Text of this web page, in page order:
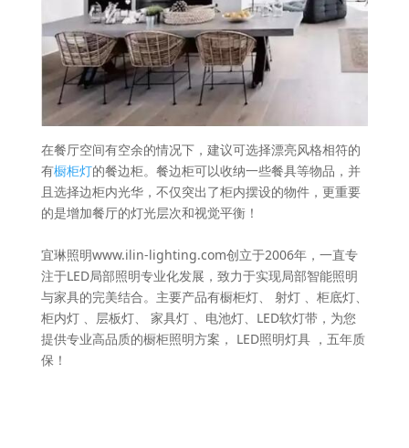
在餐厅空间有空余的情况下，建议可选择漂亮风格相符的
有橱柜灯的餐边柜。餐边柜可以收纳一些餐具等物品，并
且选择边柜内光华，不仅突出了柜内摆设的物件，更重要
的是增加餐厅的灯光层次和视觉平衡！
宜琳照明www.ilin-lighting.com创立于2006年，一直专
注于LED局部照明专业化发展，致力于实现局部智能照明
与家具的完美结合。主要产品有橱柜灯、 射灯 、柜底灯、
柜内灯 、层板灯、 家具灯 、电池灯、LED软灯带，为您
提供专业高品质的橱柜照明方案， LED照明灯具 ，五年质
保！